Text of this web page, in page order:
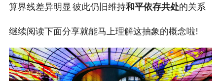
算界线差异明显 彼此仍旧维持和平依存共处的关系
继续阅读下面分享就能马上理解这抽象的概念啦!